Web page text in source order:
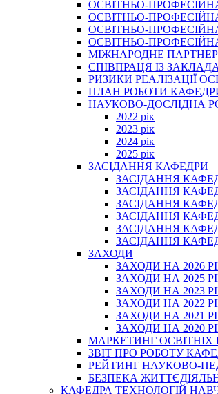
ОСВІТНЬО-
ОСВІТНЬО-
ОСВІТНЬО-
ОСВІТНЬО-
МІЖНАРОДНЕ
СПІВПРАЦЯ ІЗ
РИЗИКИ РЕАЛІЗАЦІЇ
ПЛАН РОБОТИ
НАУКОВО-ДОСЛІДНА
2022 рік
2023 рік
2024 рік
2025 рік
ЗАСІДАННЯ КАФЕДРИ
ЗАСІДАННЯ
ЗАСІДАННЯ
ЗАСІДАННЯ
ЗАСІДАННЯ
ЗАСІДАННЯ
ЗАСІДАННЯ
ЗАХОДИ
ЗАХОДИ НА 2026
ЗАХОДИ НА 2025
ЗАХОДИ НА 2023
ЗАХОДИ НА 2022
ЗАХОДИ НА 2021
ЗАХОДИ НА 2020
МАРКЕТИНГ ОСВІТНІХ
3BIT ПРО РОБОТУ
РЕЙТИНГ НАУКОВО-
БЕЗПЕКА
КАФЕДРА ТЕХНОЛОГІЙ